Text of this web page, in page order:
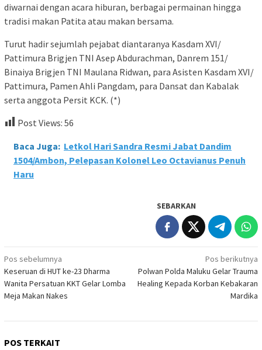
diwarnai dengan acara hiburan, berbagai permainan hingga
tradisi makan Patita atau makan bersama.
Turut hadir sejumlah pejabat diantaranya Kasdam XVI/
Pattimura Brigjen TNI Asep Abdurachman, Danrem 151/
Binaiya Brigjen TNI Maulana Ridwan, para Asisten Kasdam XVI/
Pattimura, Pamen Ahli Pangdam, para Dansat dan Kabalak
serta anggota Persit KCK. (*)
Post Views: 56
Baca Juga: Letkol Hari Sandra Resmi Jabat Dandim
1504/Ambon, Pelepasan Kolonel Leo Octavianus Penuh
Haru
SEBARKAN
Navigasi
pos
Pos sebelumnya
Keseruan di HUT ke-23 Dharma
Wanita Persatuan KKT Gelar Lomba
Meja Makan Nakes
Pos berikutnya
Polwan Polda Maluku Gelar Trauma
Healing Kepada Korban Kebakaran
Mardika
POS TERKAIT